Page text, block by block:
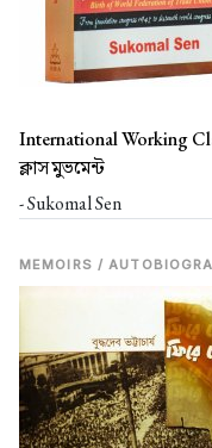
International Working
ক্লাস মুভমেন্ট
- Sukomal Sen
MEMOIRS /